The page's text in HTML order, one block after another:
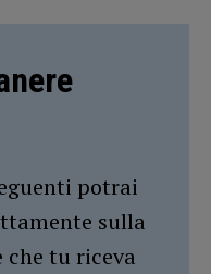
potrai
sulla
tu riceva